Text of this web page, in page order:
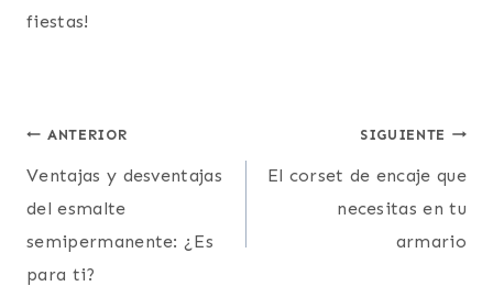
fiestas!
Navegación
de
entradas
ANTERIOR
Ventajas y desventajas
del esmalte
semipermanente: ¿Es
para ti?
SIGUIENTE
El corset de encaje que
necesitas en tu
armario